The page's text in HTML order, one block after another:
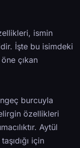
ismin
İşte bu isimdeki
çıkan
burcuyla
özellikleri
Aytül
için